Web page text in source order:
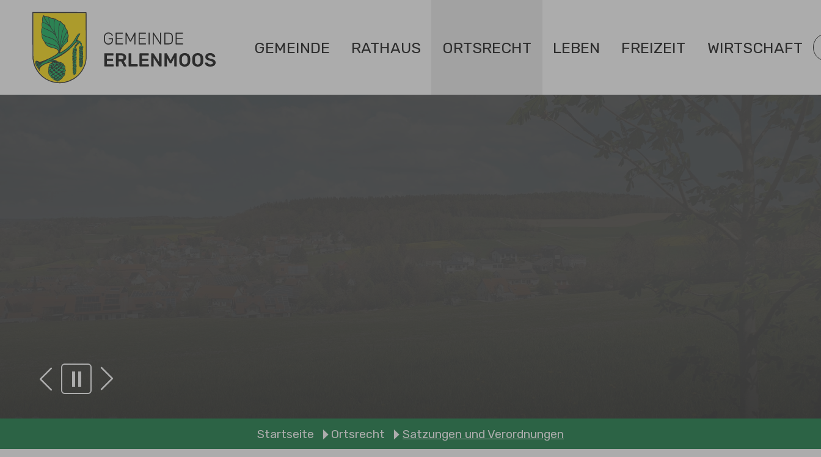
Zum Hauptinhalt springen
GEMEINDE RATHAUS ORTSRECHT LEBEN FREIZEIT WIRTSCHAFT
Zurück Weiter
Gemeinde Erlenmoos/Verbände etc.
Startseite Ortsrecht Satzungen und Verordnungen